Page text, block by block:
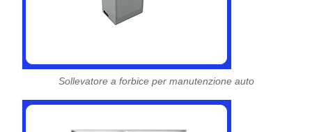
Sollevatore a forbice per manutenzione auto